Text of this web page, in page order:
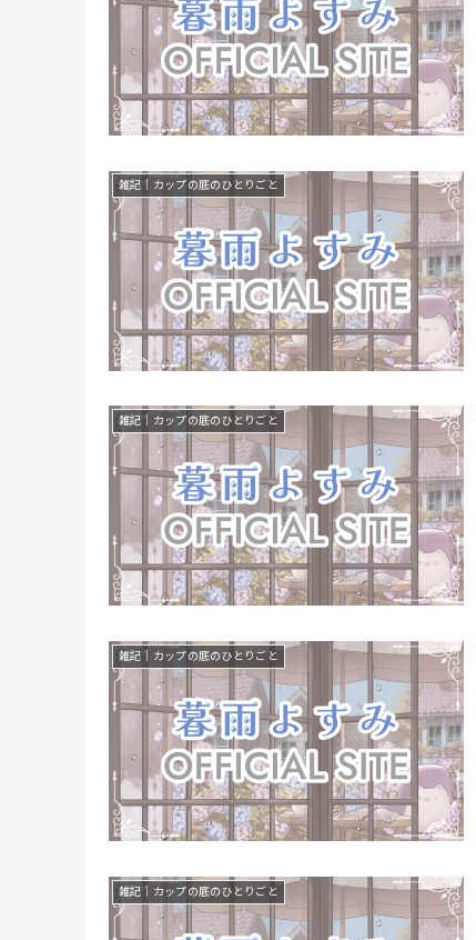
雑記｜カップの底のひとりごと
雑記｜カップの底のひとりごと
雑記｜カップの底のひとりごと
雑記｜カップの底のひとりごと